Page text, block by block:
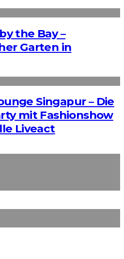
the Bay –
Garten in
Singapur – Die
mit Fashionshow
Liveact